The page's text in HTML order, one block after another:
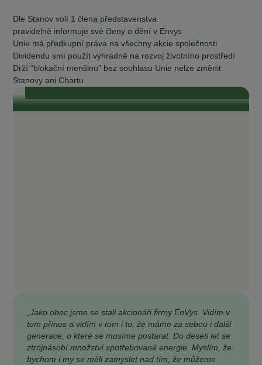
Dle Stanov volí 1 člena představenstva
pravidelně informuje své členy o dění v Envys
Unie má předkupní práva na všechny akcie společnosti
Dividendu smí použít výhradně na rozvoj životního prostředí
Drží “blokační menšinu” bez souhlasu Unie nelze změnit
Stanovy ani Chartu
Se starosty Vysočiny od vzniku komunitní
energetiky do současnosti
„Je naším zájmem, aby odběratelé v našich obcích měli také přístup ke
komunitní, levné elektřině.“ „To, čeho si na EnVysu velmi ceníme, je
kolem EnVysu pohybují a jsou do něj zapojeni, jsou zárukou toho, že je
„Jako obec jsme se stali akcionáři firmy EnVys. Vidím v
tom přínos a vidím v tom i to, že máme za sebou i další
generace, o které se musíme postarat. Do deseti let se
ztrojnásobí množství spotřebované energie. Myslím, že
bychom i my se měli zamyslet nad tím, že můžeme